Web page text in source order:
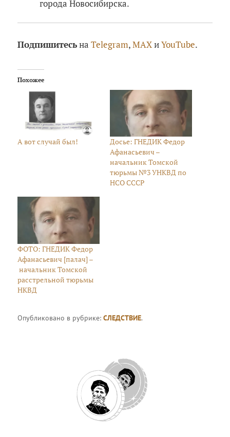
города Новосибирска.
ПодпишитесьнаTelegram,MAXиYouTube.
Похожее
А вот случай был!
Досье: ГНЕДИК Федор
Афанасьевич –
начальник Томской
тюрьмы №3 УНКВД по
НСО СССР
ФОТО: ГНЕДИК Федор
Афанасьевич [палач] –
начальник Томской
расстрельной тюрьмы
НКВД
Опубликовано в рубрике:СЛЕДСТВИЕ.